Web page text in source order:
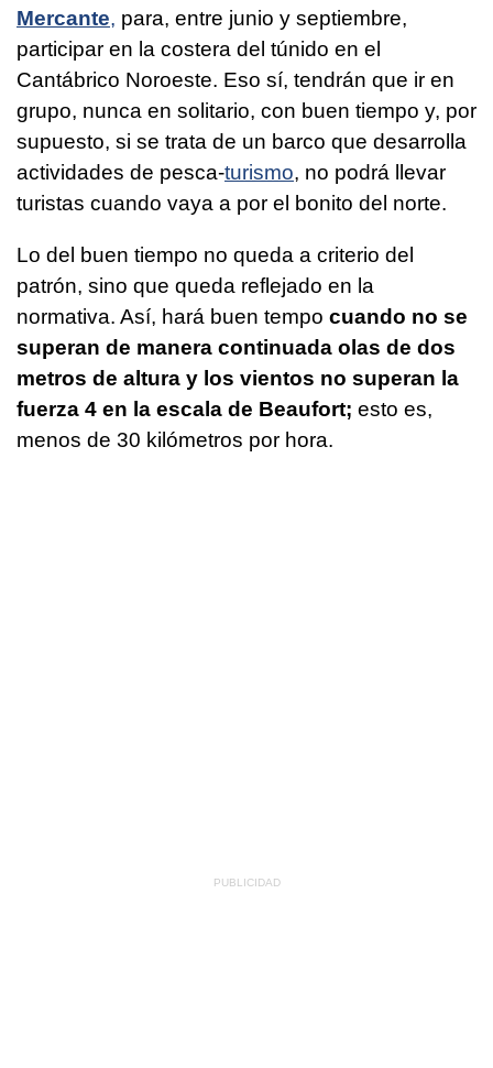
Mercante, para, entre junio y septiembre,
participar en la costera del túnido en el
Cantábrico Noroeste. Eso sí, tendrán que ir en
grupo, nunca en solitario, con buen tiempo y, por
supuesto, si se trata de un barco que desarrolla
actividades de pesca-turismo, no podrá llevar
turistas cuando vaya a por el bonito del norte.
Lo del buen tiempo no queda a criterio del
patrón, sino que queda reflejado en la
normativa. Así, hará buen tempo cuando no se
superan de manera continuada olas de dos
metros de altura y los vientos no superan la
fuerza 4 en la escala de Beaufort; esto es,
menos de 30 kilómetros por hora.